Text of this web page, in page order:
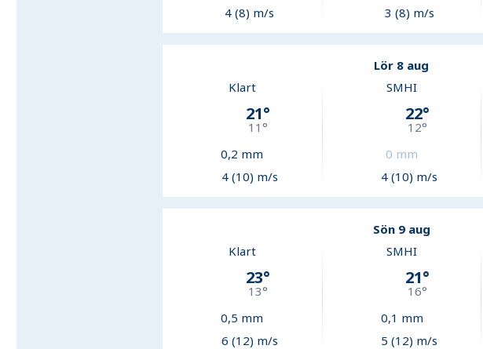
4 (8) m/s
3 (8) m/s
Lör 8 aug
Klart
21°
11 °
0,2 mm
4 (10) m/s
SMHI
22°
12°
0 mm
4 (10) m/s
Sön 9 aug
Klart
23°
13°
0,5 mm
6 (12) m/s
SMHI
21°
16°
0,1 mm
5 (12) m/s